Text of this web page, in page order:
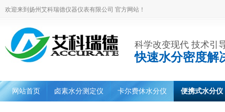
欢迎来到扬州艾科瑞德仪器仪表有限公司 官方网站！
科学改变现代 技术引
快速水分密度解
网站首页 卤素水分测定仪 卡尔费休水分仪 便携式水分仪